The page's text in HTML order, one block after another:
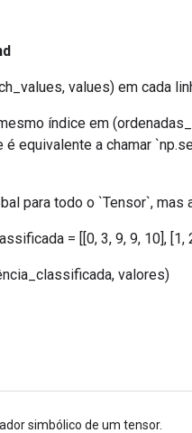
values) em cada
índice em
é equivalente a chamar
para todo o `Tensor`,
= [[0, 3, 9, 9, 10], [1,
valores)
simbólico de um tensor.